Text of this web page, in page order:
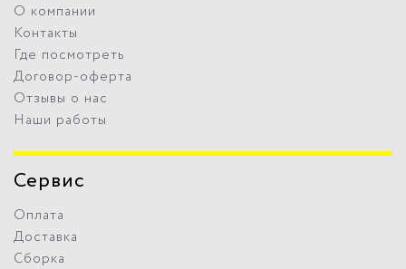
О компании
Контакты
Где посмотреть
Договор-оферта
Отзывы о нас
Наши работы
Сервис
Оплата
Доставка
Сборка